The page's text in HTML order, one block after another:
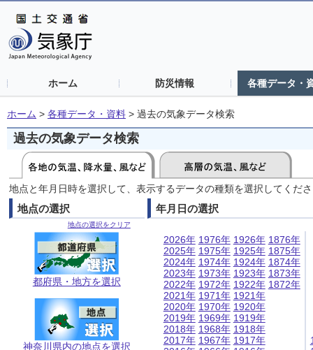
ホーム 防災情報 各種データ・
ホーム > 各種データ・資料 > 過去の気象データ検索
過去の気象データ検索
地点と年月日時を選択して、表示するデータの種類を選択してくだ
地点の選択
地点の選択をクリア
都府県・地方を選択
神奈川県内の地点を選択
年月日の選択
2026年
2025年
2024年
2023年
2022年
2021年
2020年
2019年
2018年
2017年
1976年
1975年
1974年
1973年
1972年
1971年
1970年
1969年
1968年
1967年
1926年
1925年
1924年
1923年
1922年
1921年
1920年
1919年
1918年
1917年
1876年
1875年
1874年
1873年
1872年